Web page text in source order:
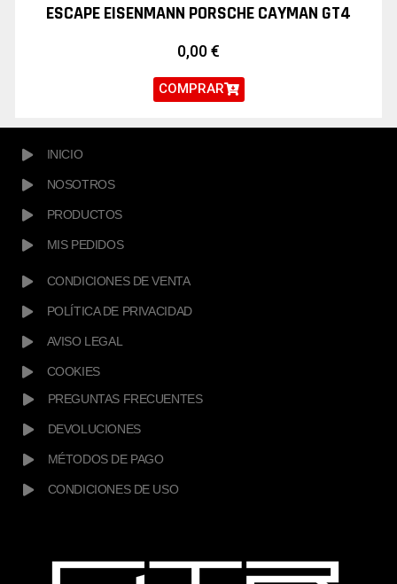
ESCAPE EISENMANN PORSCHE CAYMAN GT4
0,00€
COMPRAR
INICIO
NOSOTROS
PRODUCTOS
MIS PEDIDOS
CONDICIONES DE VENTA
POLÍTICA DE PRIVACIDAD
AVISO LEGAL
COOKIES
PREGUNTAS FRECUENTES
DEVOLUCIONES
MÉTODOS DE PAGO
CONDICIONES DE USO